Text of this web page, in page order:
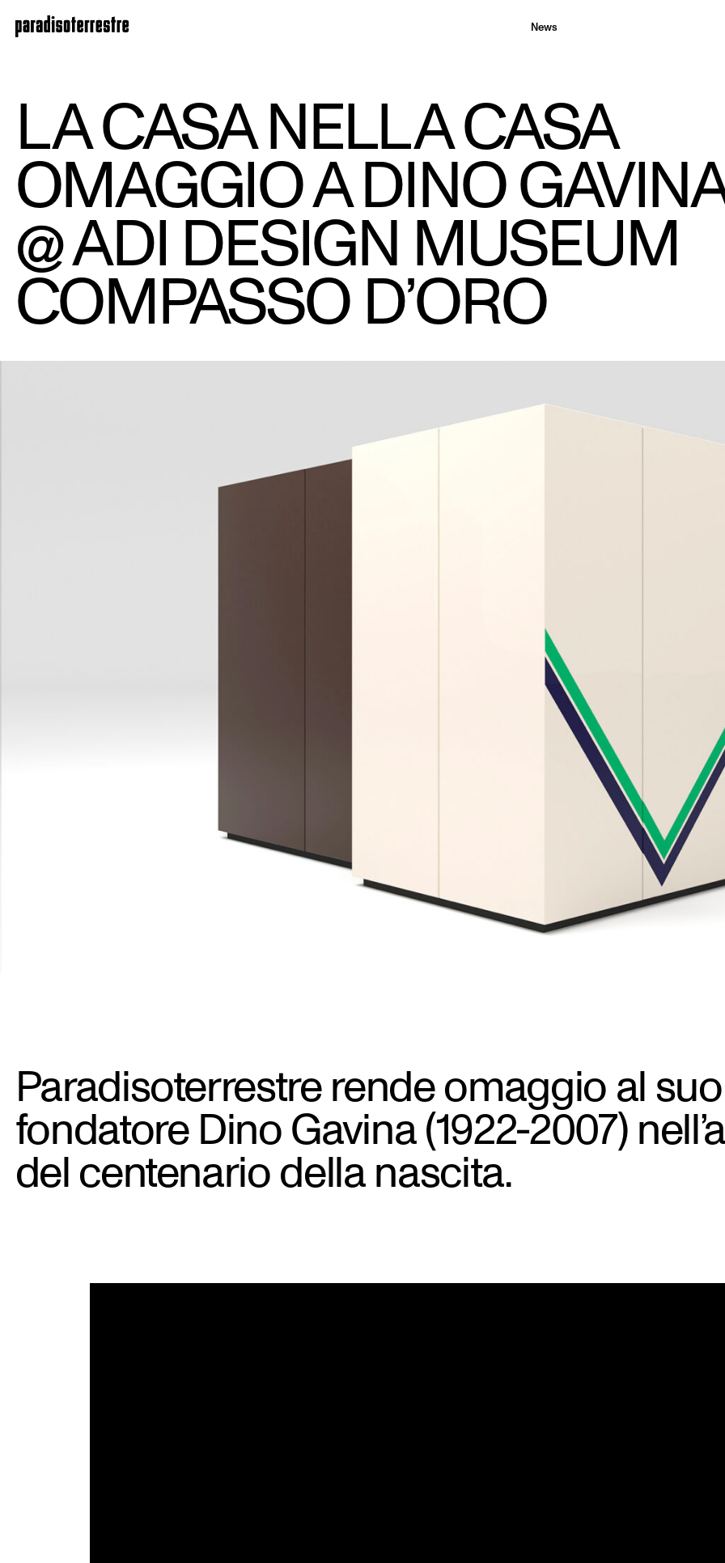
News
LA CASA NELLA CASA
OMAGGIO A DINO
@ ADI DESIGN MUSEUM
COMPASSO D’ORO
Paradisoterrestre rende omaggio al suo
fondatore Dino Gavina (1922-2007)
del centenario della nascita.